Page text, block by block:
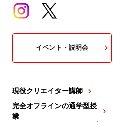
現役クリエイター講師
完全オフラインの通学型授
業
イベント・説明会